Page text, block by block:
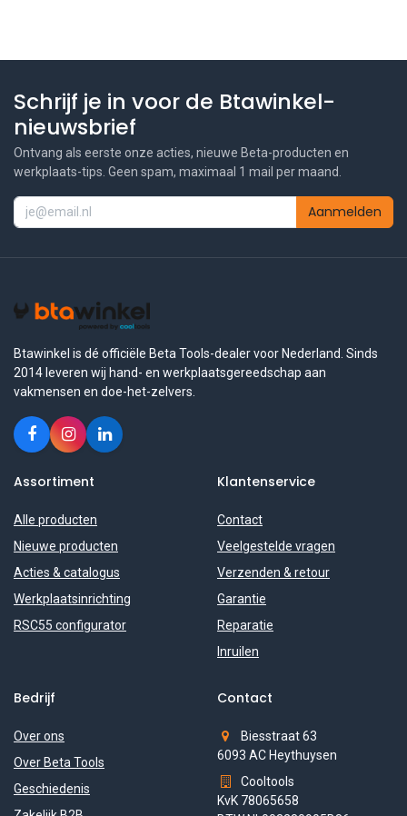
Schrijf je in voor de Btawinkel-
nieuwsbrief
Ontvang als eerste onze acties, nieuwe Beta-producten en
werkplaats-tips. Geen spam, maximaal 1 mail per maand.
Aanmelden
Btawinkel is dé officiële Beta Tools-dealer voor Nederland. Sinds
2014 leveren wij hand- en werkplaatsgereedschap aan
vakmensen en doe-het-zelvers.
Assortiment
Alle producten
Nieuwe producten
Acties & catalogus
Werkplaatsinrichting
RSC55 configurator
Klantenservice
Contact
Veelgestelde vragen
Verzenden & retour
Garantie
Reparatie
Inruilen
Bedrijf
Over ons
Over Beta Tools
Geschiedenis
Contact
Biesstraat 63
6093 AC Heythuysen
Cooltools
KvK 78065658